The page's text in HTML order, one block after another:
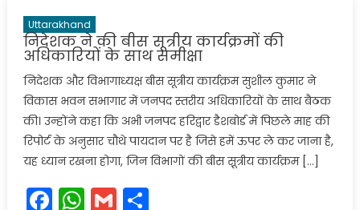
Uttarakhand
निदेशक ने की बीस सूत्रीय कार्यक्रमों की
अधिकारियों के साथ समीक्षा
निदेशक और विभागाध्यक्ष बीस सूत्रीय कार्यक्रम सुशील कुमार ने
विकास भवन सभागार में जनपद स्तरीय अधिकारियों के साथ बैठक
की। उन्होंने कहा कि अभी जनपद हरिद्वार डैशबोर्ड में पिछले माह की
रिपोर्ट के अनुसार चौथे पायदान पर है जिसे हमें ऊपर ले कर जाना है,
यह ध्यान रखना होगा, जिन विभागों की बीस सू़त्रीय कार्यक्रम […]
Facebook
WhatsApp
GmailShare